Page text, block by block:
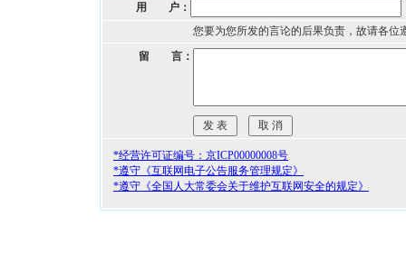
用 户：
您要为您所发的言论的后果负责，故请各位
留 言：
*经营许可证编号：京ICP00000008号
*遵守《互联网电子公告服务管理规定》
*遵守《全国人大常委会关于维护互联网安全的规定》